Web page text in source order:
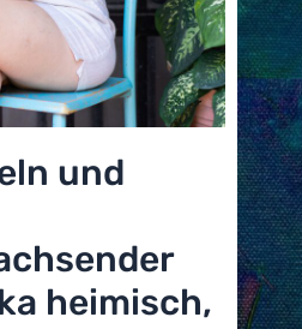
und
heimisch,